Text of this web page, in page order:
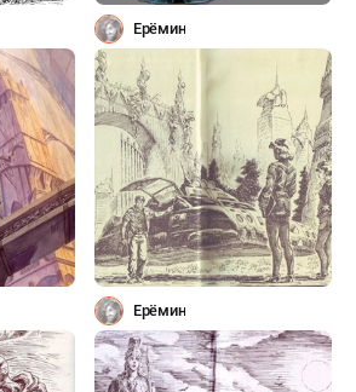
Ерёмин
Ерёмин